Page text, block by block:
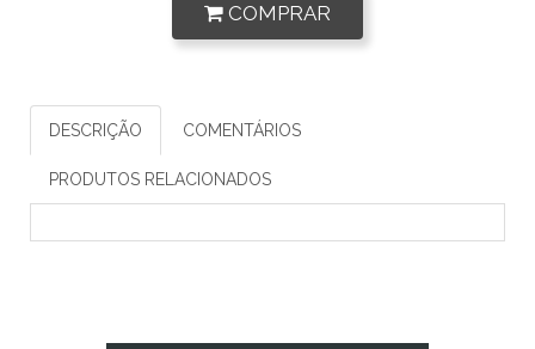
COMPRAR
DESCRIÇÃO COMENTÁRIOS
PRODUTOS RELACIONADOS